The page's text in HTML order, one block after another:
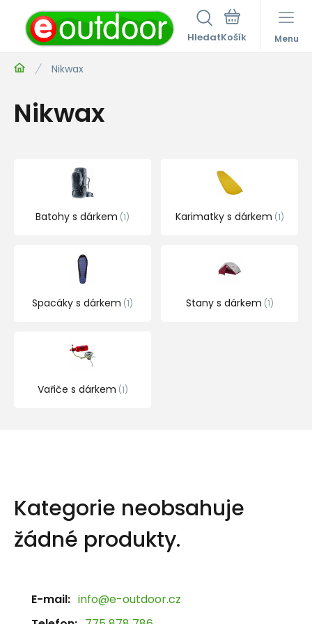
Hledat Menu
Nikwax
Nikwax
Batohy s dárkem 1 Karimatky s dárkem 1
Spacáky s dárkem 1 Stany s dárkem 1
Vařiče s dárkem 1
Kategorie neobsahuje
žádné produkty.
E-mail: info@e-outdoor.cz